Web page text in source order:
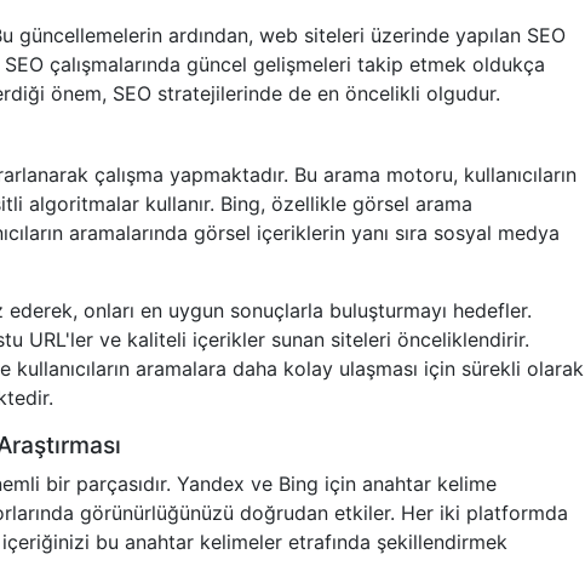
güncellemelerin ardından, web siteleri üzerinde yapılan SEO
SEO çalışmalarında güncel gelişmeleri takip etmek oldukça
önem, SEO stratejilerinde de en öncelikli olgudur.
çalışma yapmaktadır. Bu arama motoru, kullanıcıların
algoritmalar kullanır. Bing, özellikle görsel arama
aramalarında görsel içeriklerin yanı sıra sosyal medya
ederek, onları en uygun sonuçlarla buluşturmayı hedefler.
URL'ler ve kaliteli içerikler sunan siteleri önceliklendirir.
kullanıcıların aramalara daha kolay ulaşması için sürekli olarak
bir parçasıdır. Yandex ve Bing için anahtar kelime
görünürlüğünüzü doğrudan etkiler. Her iki platformda
bu anahtar kelimeler etrafında şekillendirmek